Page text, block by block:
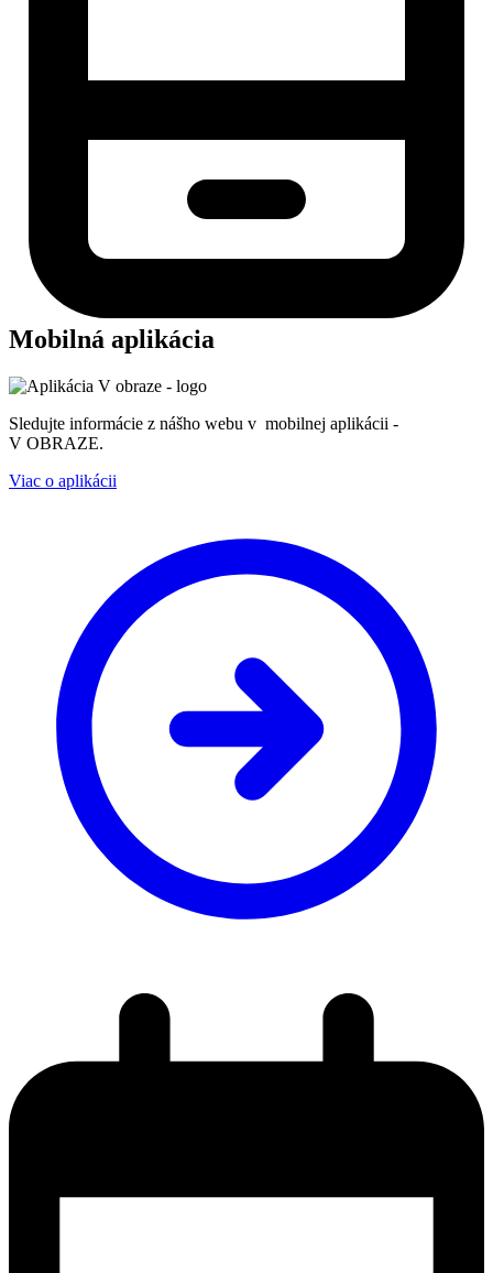
Mobilná aplikácia
Sledujte informácie z nášho webu v mobilnej aplikácii -
V OBRAZE.
Viac o aplikácii